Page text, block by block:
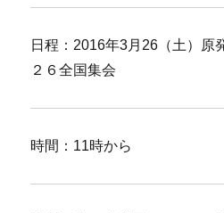
日程：2016年3月26（土）原
２６全国集会
時間：11時から